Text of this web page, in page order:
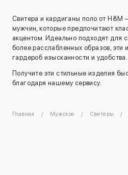
Свитера и кардиганы поло от H&M
мужчин, которые предпочитают
акцентом. Идеально подходят для
более расслабленных образов, эти
гардероб изысканности и удобства.
Получите эти стильные изделия
благодаря нашему сервису.
Главная Мужское Свитеры